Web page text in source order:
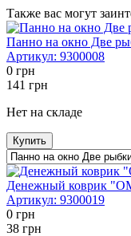
Также вас могут
Панно на окно Две
Артикул: 9300008
0 грн
141 грн
Нет на складе
Купить
Денежный коврик
Артикул: 9300019
0 грн
38 грн